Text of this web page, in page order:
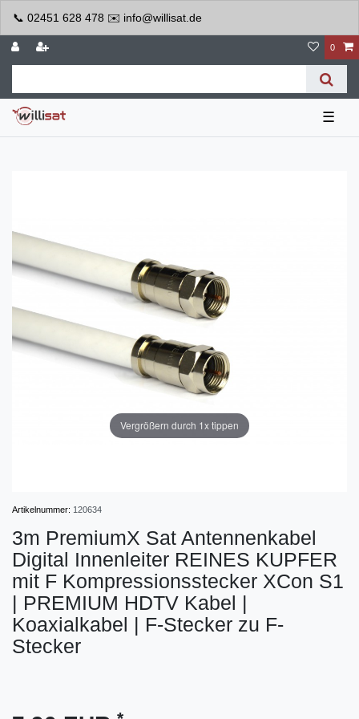
📞 02451 628 478 ✉️ info@willisat.de
0
☰
Vergrößern durch 1x tippen
Artikelnummer: 120634
3m PremiumX Sat Antennenkabel
Digital Innenleiter REINES KUPFER
mit F Kompressionsstecker XCon S1
| PREMIUM HDTV Kabel |
Koaxialkabel | F-Stecker zu F-
Stecker